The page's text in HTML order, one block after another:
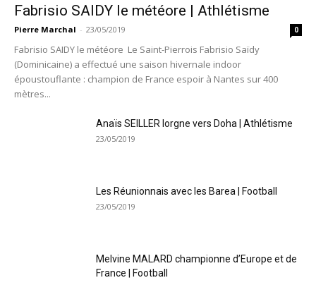
Fabrisio SAIDY le météore | Athlétisme
Pierre Marchal - 23/05/2019 0
Fabrisio SAIDY le météore Le Saint-Pierrois Fabrisio Saïdy
(Dominicaine) a effectué une saison hivernale indoor
époustouflante : champion de France espoir à Nantes sur 400
mètres...
Anaïs SEILLER lorgne vers Doha | Athlétisme
23/05/2019
Les Réunionnais avec les Barea | Football
23/05/2019
Melvine MALARD championne d’Europe et de
France | Football